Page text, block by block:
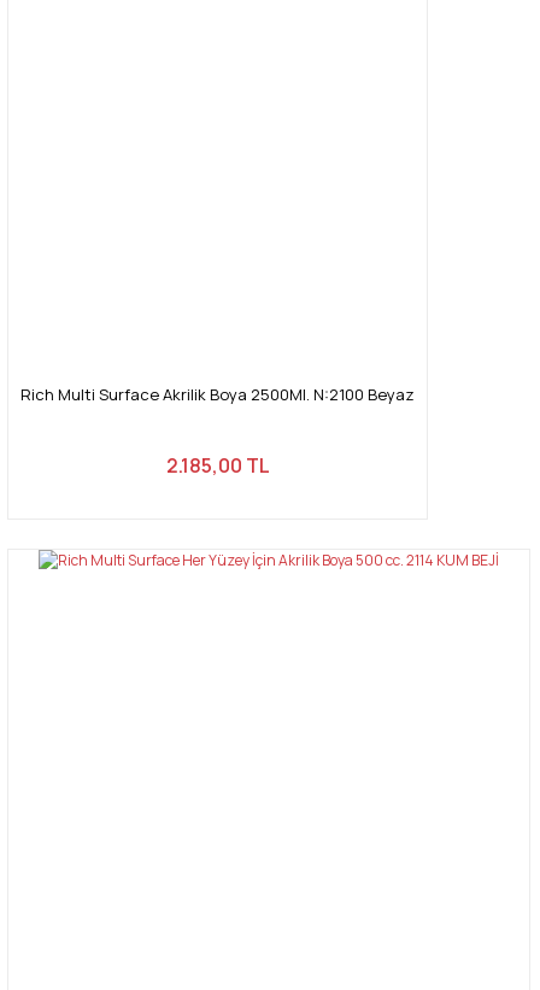
Rich Multi Surface Akrilik Boya 2500Ml. N:2100 Beyaz
2.185,00 TL